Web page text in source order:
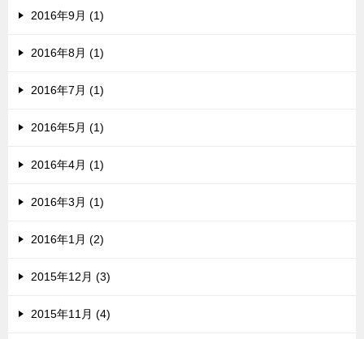
2016年9月 (1)
2016年8月 (1)
2016年7月 (1)
2016年5月 (1)
2016年4月 (1)
2016年3月 (1)
2016年1月 (2)
2015年12月 (3)
2015年11月 (4)